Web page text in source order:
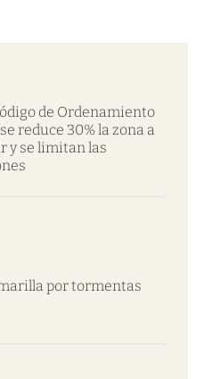
de Ordenamiento
reduce 30% la zona a
y se limitan las
por tormentas